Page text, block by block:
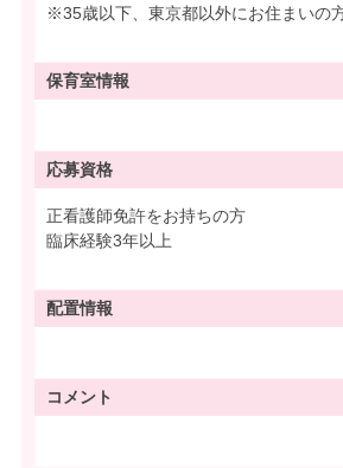
※35歳以下、東京都以外にお住まいの
保育室情報
応募資格
正看護師免許をお持ちの方
臨床経験3年以上
配置情報
コメント